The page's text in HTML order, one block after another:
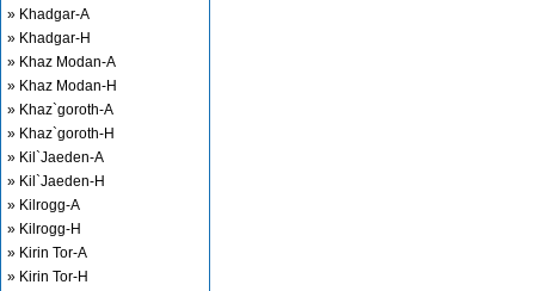
» Khadgar-A
» Khadgar-H
» Khaz Modan-A
» Khaz Modan-H
» Khaz`goroth-A
» Khaz`goroth-H
» Kil`Jaeden-A
» Kil`Jaeden-H
» Kilrogg-A
» Kilrogg-H
» Kirin Tor-A
» Kirin Tor-H